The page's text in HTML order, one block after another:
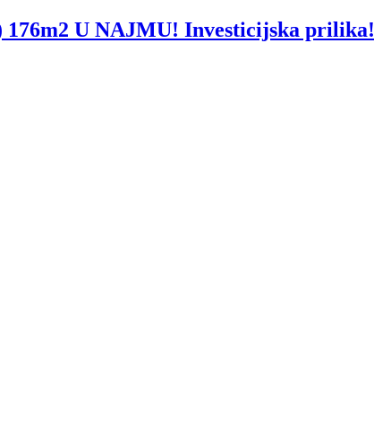
U NAJMU! Investicijska prilika!